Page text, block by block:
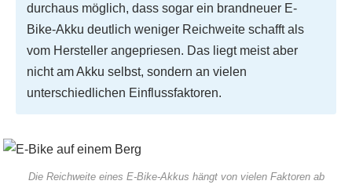
durchaus möglich, dass sogar ein brandneuer E-
Bike-Akku deutlich weniger Reichweite schafft als
vom Hersteller angepriesen. Das liegt meist aber
nicht am Akku selbst, sondern an vielen
unterschiedlichen Einflussfaktoren.
Die Reichweite eines E-Bike-Akkus hängt von vielen Faktoren ab